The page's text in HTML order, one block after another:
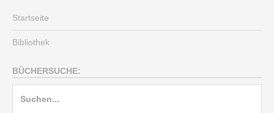
Startseite
Bibliothek
BÜCHERSUCHE: